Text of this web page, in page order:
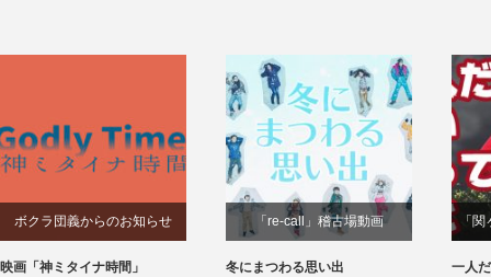
ボクラ団義からのお知らせ
映画「神ミタイナ時間」
「re-call」稽古場動画
冬にまつわる思い出
「
一人